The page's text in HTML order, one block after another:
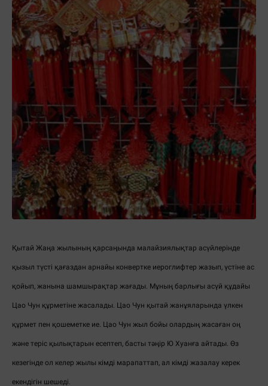
Қытай Жаңа жылының қарсаңында малайзиялықтар асүйлерінде
қызыл түсті қағаздан арнайы конвертке иероглифтер жазып, үстіне ас
қойып, жанына шамшырақтар жағады. Мұның барлығы асүй құдайы
Цао Чун құрметіне жасалады. Цао Чун қытай жанұяларында үлкен
құрмет пен қошеметке ие. Цао Чун жыл бойы олардың жасаған оң
және теріс қылықтарын есептеп, басты тәңір Ю Хуанға айтады. Өз
кезегінде ол келер жылы кімді марапаттап, ал кімді жазалау керек
екендігін шешеді.